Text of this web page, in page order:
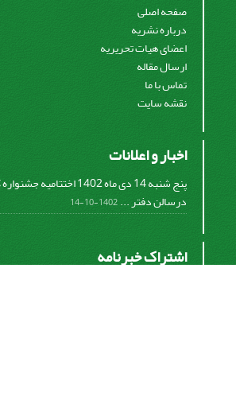
صفحه اصلی
درباره نشریه
اعضای هیات تحریریه
ارسال مقاله
تماس با ما
نقشه سایت
اخبار و اعلانات
پنج شنبه 14 دی ماه 1402
درسالن دفتر ...1402-10-14
اشتراک خبرنامه